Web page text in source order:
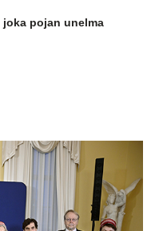
pojan unelma